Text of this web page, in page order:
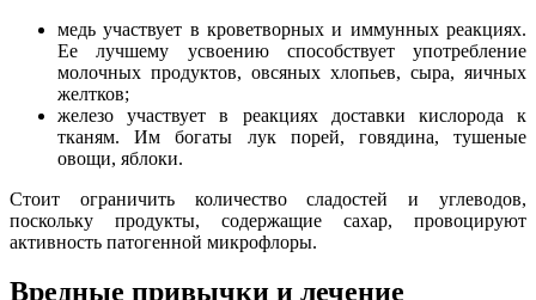
медь участвует в кроветворных и иммунных реакциях.
Ее лучшему усвоению способствует употребление
молочных продуктов, овсяных хлопьев, сыра, яичных
желтков;
железо участвует в реакциях доставки кислорода к
тканям. Им богаты лук порей, говядина, тушеные
овощи, яблоки.
Стоит ограничить количество сладостей и углеводов,
поскольку продукты, содержащие сахар, провоцируют
активность патогенной микрофлоры.
Вредные привычки и лечение